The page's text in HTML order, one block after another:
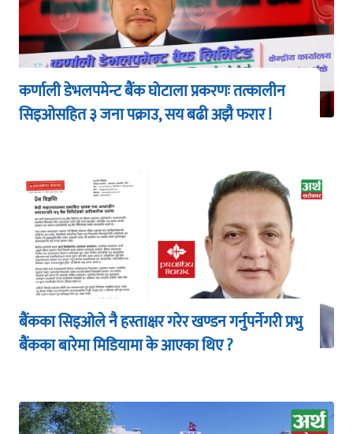
कर्णाली डेभलपमेन्ट बैंक घोटाला प्रकरणः तत्कालीन
सिइओसहित ३ जना पक्राउ, सय बढी अझै फरार !
बैंकका सिइओले नै हस्ताक्षर गरेर खण्डन गर्नुपर्नेगरी प्रभु
बैंकका बारेमा मिडियामा के आएका थिए ?